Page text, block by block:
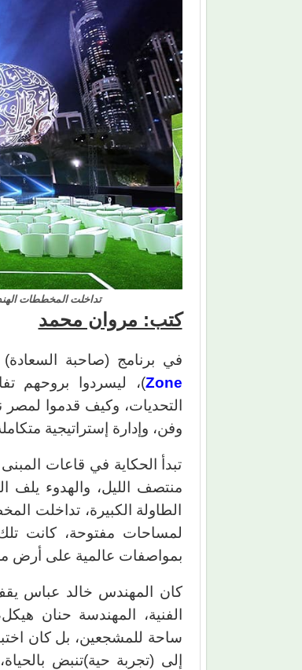
تداخلت المخططات
كتب: مروان محمد
في برنامج (صاحبة السعادة)
Zone)، ليسردوا بروحهم
التحديات، وكيف قدموا لمصر
وفن، وإدارة إستراتيجية
تبدأ الحكاية في قاعات
منتصف الليل، والهدوء يلف
الطاولة الكبيرة، تداخلت
بمواصفات عالمية على أرض
كان المهندس خالد عباس
الفنية، المهندسة حنان
ساحة للمشجعين، بل كان
إلى (تجربة حية)تنبض